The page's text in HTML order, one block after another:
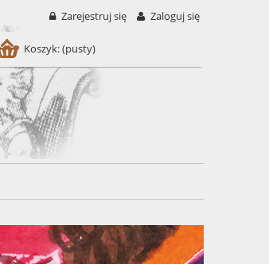
Zarejestruj się Zaloguj się
Koszyk:(pusty)